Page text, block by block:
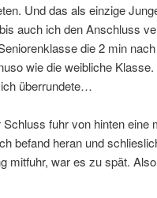
Und das als einzige
auch ich den Anschluss
die 2 min
wie die weibliche
überrundete…
fuhr von hinten eine
befand heran und
mitfuhr, war es zu spät.